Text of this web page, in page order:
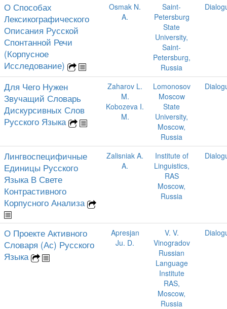
О Способах
Лексикографического
Описания Русской
Спонтанной Речи
(Корпусное
Исследование)
Osmak N.
A.
Saint-
Petersburg
State
University,
Saint-
Petersburg,
Russia
Для Чего Нужен
Звучащий Словарь
Дискурсивных Слов
Русского Языка
Zaharov L.
M.
Kobozeva I.
M.
Lomonosov
Moscow
State
University,
Moscow,
Russia
Лингвоспецифичные
Единицы Русского
Языка В Свете
Контрастивного
Корпусного Анализа
Zalisniak A.
A.
Institute of
Linguistics,
RAS
Moscow,
Russia
О Проекте Активного
Словаря (Ас) Русского
Языка
Apresjan
Ju. D.
V. V.
Vinogradov
Russian
Language
Institute
RAS,
Moscow,
Russia